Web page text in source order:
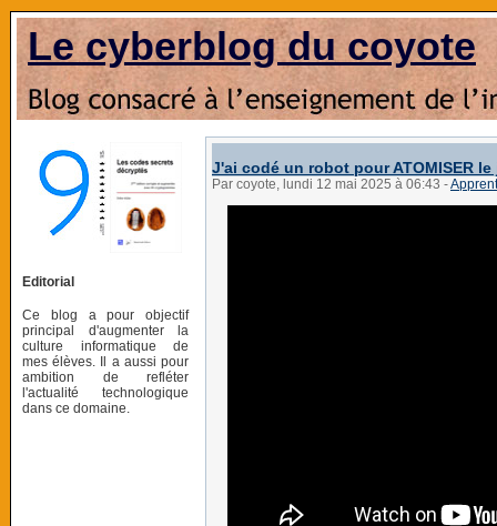
Le cyberblog du coyote
Editorial
Ce blog a pour objectif
principal d'augmenter la
culture informatique de
mes élèves. Il a aussi pour
ambition de refléter
l'actualité technologique
dans ce domaine.
J'ai codé un robot pour ATOMISER
Par coyote, lundi 12 mai 2025 à 06:43 -